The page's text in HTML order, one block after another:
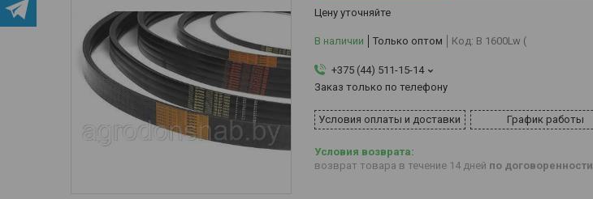
Цену уточняйте
В наличии Только оптом Код: B 1600Lw (
+375 (44) 511-15-14
Заказ только по телефону
Условия оплаты и доставки График работы
возврат товара в течение 14 дней по договоренности